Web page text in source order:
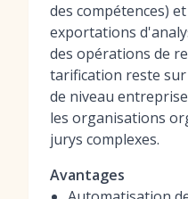
des compétences)
exportations
des opérations de
tarification reste
de niveau
les organisations
jurys complexes.
Avantages